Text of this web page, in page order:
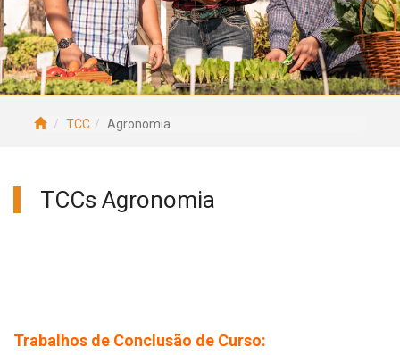
TCC Agronomia
TCCs Agronomia
Trabalhos de Conclusão de Curso: